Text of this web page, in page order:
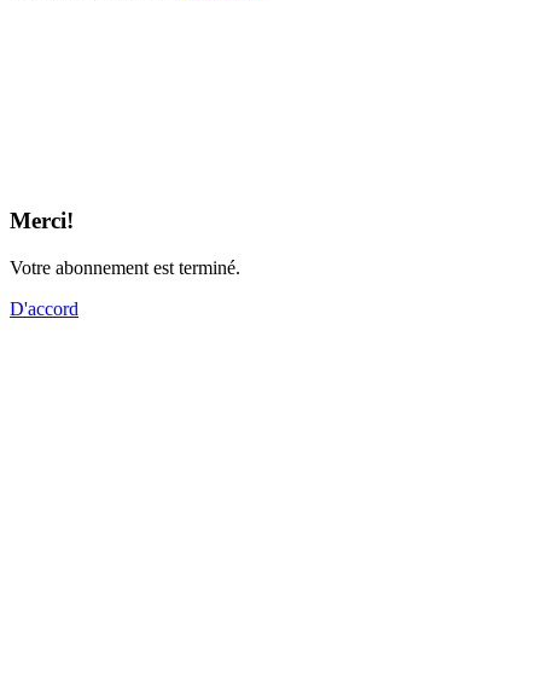
Merci!
Votre abonnement est terminé.
D'accord